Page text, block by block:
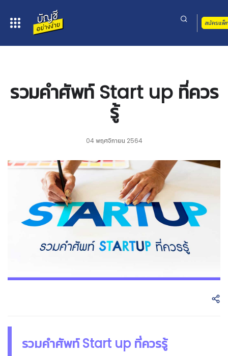
สมัครแพ็
รวมคำศัพท์ Start up ที่ควร
รู้
04 พฤศจิกายน 2564
รวมคำศัพท์ Start up ที่ควรรู้